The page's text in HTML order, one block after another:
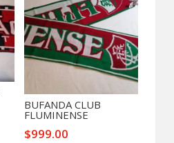
BUFANDA CLUB
FLUMINENSE
$999.00